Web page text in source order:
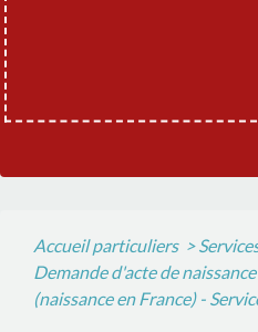
Accueil particuliers >
Demande d'acte de
(naissance en France) -